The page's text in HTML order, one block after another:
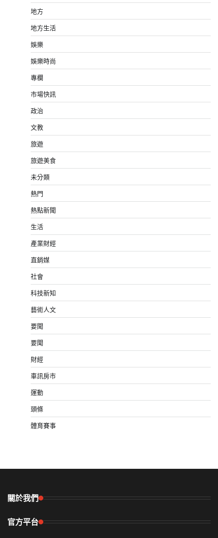
地方
地方生活
娛樂
娛樂時尚
專欄
市場快訊
政治
文教
旅遊
旅遊美食
未分類
熱門
熱點新聞
生活
產業財經
直銷媒
社會
科技新知
藝術人文
要聞
要聞
財經
車訊房市
運動
頭條
體育賽事
關於我們
官方平台